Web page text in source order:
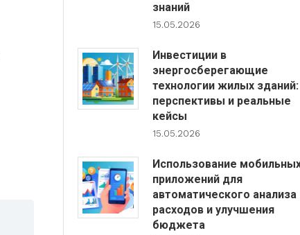
знаний
15.05.2026
Инвестиции в
энергосберегающие
технологии жилых зданий:
перспективы и реальные
кейсы
15.05.2026
Использование
приложений для
автоматического анализа
расходов и улучшения
бюджета